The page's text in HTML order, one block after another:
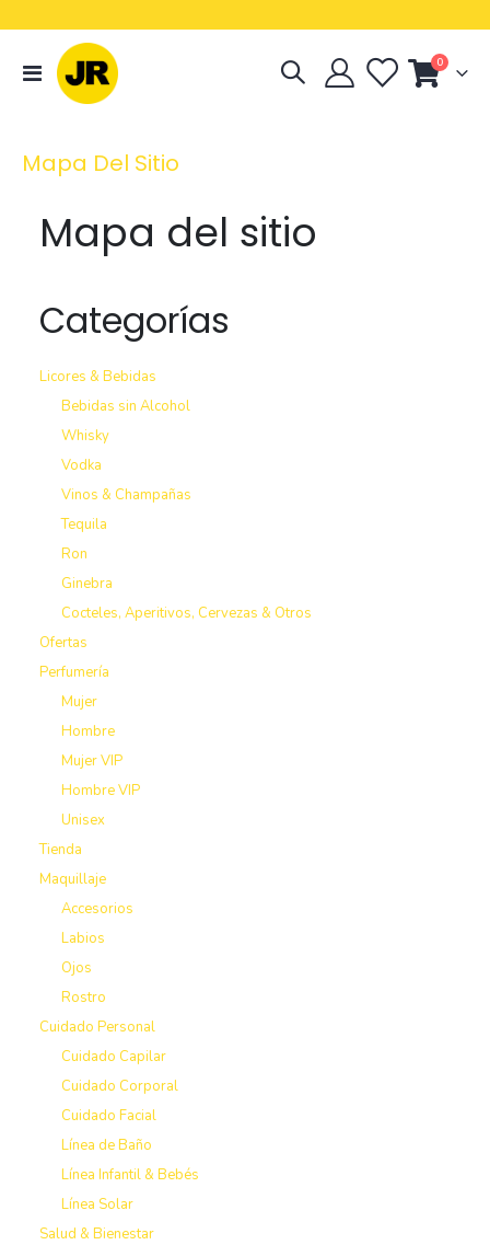
navegación
Cart
0artículos
Mapa Del Sitio
Mapa del sitio
Categorías
Licores & Bebidas
Bebidas sin Alcohol
Whisky
Vodka
Vinos & Champañas
Tequila
Ron
Ginebra
Cocteles, Aperitivos, Cervezas & Otros
Ofertas
Perfumería
Mujer
Hombre
Mujer VIP
Hombre VIP
Unisex
Tienda
Maquillaje
Accesorios
Labios
Ojos
Rostro
Cuidado Personal
Cuidado Capilar
Cuidado Corporal
Cuidado Facial
Línea de Baño
Línea Infantil & Bebés
Línea Solar
Salud & Bienestar